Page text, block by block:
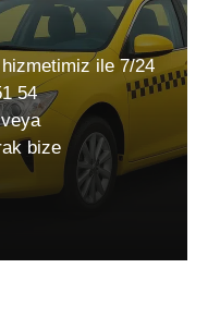
ile 7/24
54
bize